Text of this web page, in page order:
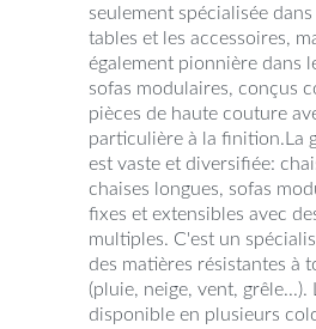
seulement spécialisée
tables et les accessoires,
également pionnière dans
sofas modulaires, conçus
pièces de haute couture
particulière à la finition.La
est vaste et diversifiée:
chaises longues, sofas
fixes et extensibles avec
multiples. C'est un
des matières résistantes à
(pluie, neige, vent, grêle...).
disponible en plusieurs